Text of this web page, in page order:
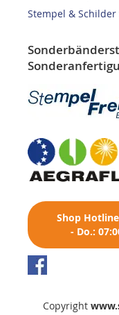
Stempel & Schilder
Shop
- Do.:
Copyright